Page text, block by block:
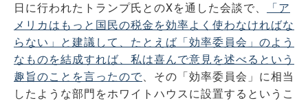
日に行われたトランプ氏とのXを通した会談で、
「ア
メリカはもっと国民の税金を効率よく使わなければな
らない」と建議して、たとえば「効率委員会」のよう
なものを結成すれば、私は喜んで意見を述べるという
趣旨のことを言ったので、その「効率委員会」に相当
したような部門をホワイトハウスに設置するというこ